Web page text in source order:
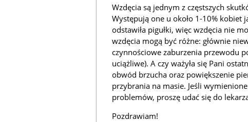
Wzdęcia są jednym z częstszych
Występują one u około 1-10% kobiet
odstawiła pigułki, więc wzdęcia nie
wzdęcia mogą być różne: głównie
czynnościowe zaburzenia przewodu
uciążliwe). A czy ważyła się Pani
obwód brzucha oraz powiększenie
przybrania na masie. Jeśli
problemów, proszę udać się do
Pozdrawiam!